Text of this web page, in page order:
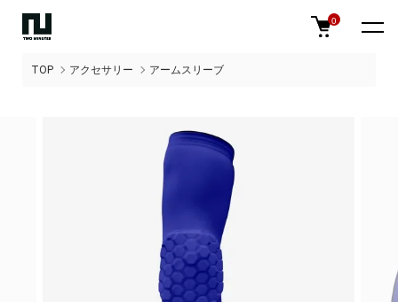
0
TOP アクセサリー アームスリーブ